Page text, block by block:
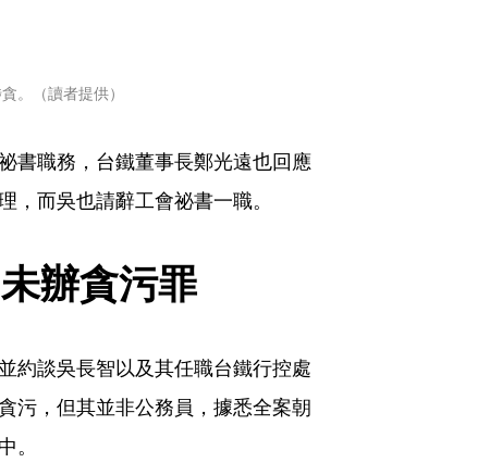
。（讀者提供）
書職務，台鐵董事長鄭光遠也回應
而吳也請辭工會祕書一職。
辦貪污罪
約談吳長智以及其任職台鐵行控處
污，但其並非公務員，據悉全案朝
。